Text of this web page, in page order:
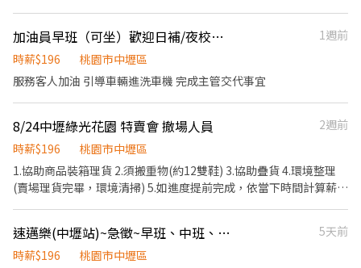
工作你快來~🎀 👍碳纖維複合材料檢查、測量 👍中壢工業區穩定工
作 👍時薪早班$220 👍可日領/週領 👍靜電服 👍周邊停車方便 👍中午
外出用餐 👍👍👍👍👍【求職最快速 每天都面試!】👍👍👍👍👍 ❤
尺，分厘卡) 3.目檢單位會使用放大鏡 4.久坐居多 ❤【工作時間】-
需配合現場產線加班 ☛ 日班:08:00-16:30 💰【薪資待遇】: 日班
✅0925-751371-洪小姐 ✅賴：https://lin.ee/sT0WJKx 🎇職缺很快
補滿，心動不如馬上行動🎈
加油員早班（可坐）歡迎日補/夜校生（8月開始上工）
1週前
時薪$196
桃園市中壢區
服務客人加油 引導車輛進洗車機 完成主管交代事宜
8/24中壢綠光花園 特賣會 撤場人員
2週前
時薪$196
桃園市中壢區
1.協助商品裝箱理貨 2.須搬重物(約12雙鞋) 3.協助疊貨 4.環境整理
(賣場理貨完畢，環境清掃) 5.如進度提前完成，依當下時間計算薪資
速邁樂(中壢站)~急徵~早班、中班、時段班 長期♾️時薪制服務員
5天前
時薪$196
桃園市中壢區